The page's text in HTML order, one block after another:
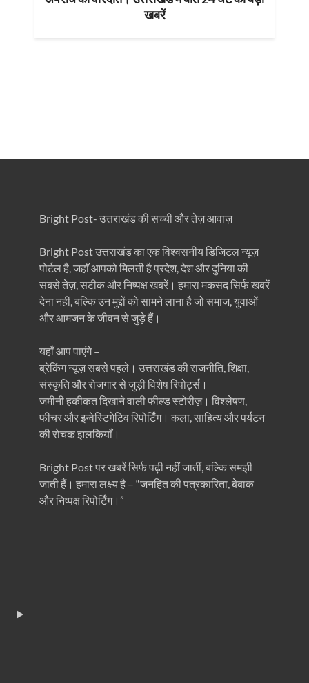
खबरें
Bright Post- उत्तराखंड की सच्ची और तेज़ आवाज़
Bright Post उत्तराखंड का एक विश्वसनीय डिजिटल न्यूज़
पोर्टल है, जहाँ आपको मिलती है प्रदेश, देश और दुनिया की
सबसे तेज़, सटीक और निष्पक्ष खबरें। हमारा मकसद सिर्फ खबरें
देना नहीं, बल्कि उन मुद्दों को सामने लाना है जो समाज, युवाओं
और आमजन के जीवन से जुड़े हैं।
यहाँ आप पाएंगे –
ब्रेकिंग न्यूज़ सबसे पहले। उत्तराखंड की राजनीति, शिक्षा,
संस्कृति और रोजगार से जुड़ी विशेष रिपोर्ट्स।
जमीनी हकीकत दिखाने वाली फील्ड स्टोरीज़। विश्लेषण,
फीचर और इन्वेस्टिगेटिव रिपोर्टिंग। कला, साहित्य और पर्यटन
की रोचक झलकियाँ।
Bright Post पर खबरें सिर्फ पढ़ी नहीं जातीं, बल्कि समझी
जाती हैं। हमारा लक्ष्य है – “जनहित की पत्रकारिता, बेबाक
और निष्पक्ष रिपोर्टिंग।”